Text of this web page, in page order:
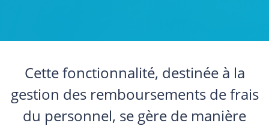
Cette fonctionnalité, destinée à la
gestion des remboursements de frais
du personnel, se gère de manière